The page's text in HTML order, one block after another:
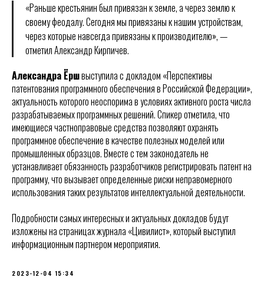
«Раньше крестьянин был привязан к земле, а через землю к
своему феодалу. Сегодня мы привязаны к нашим устройствам,
через которые навсегда привязаны к производителю», —
отметил Александр Кирпичев.
Александра Ёршвыступила с докладом «Перспективы
патентования программного обеспечения в Российской Федерации»,
актуальность которого неоспорима в условиях активного роста числа
разрабатываемых программных решений. Спикер отметила, что
имеющиеся частноправовые средства позволяют охранять
программное обеспечение в качестве полезных моделей или
промышленных образцов. Вместе с тем законодатель не
устанавливает обязанность разработчиков регистрировать патент на
программу, что вызывает определенные риски неправомерного
использования таких результатов интеллектуальной деятельности.
Подробности самых интересных и актуальных докладов будут
изложены на страницах журнала «Цивилист», который выступил
информационным партнером мероприятия.
2023-12-04 15:34